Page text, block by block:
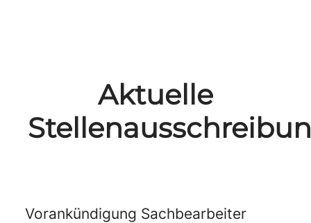
Aktuelle
Vorankündigung Sachbearbeiter